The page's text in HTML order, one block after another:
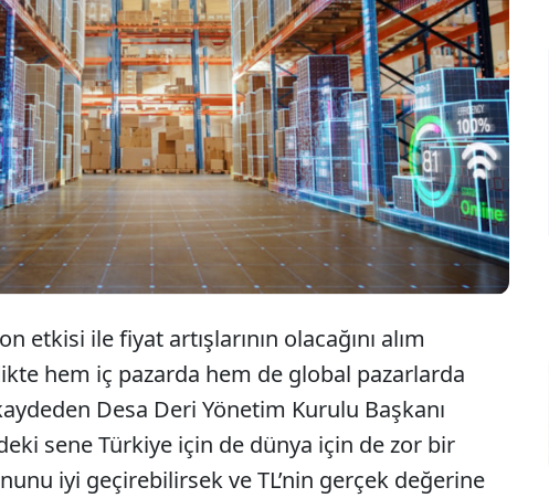
krizin etkisi ve turizm sezonunun kapanması ile
son aylarında satışlarında kan kaybeden perakende
2024’ü az hasarla atlatmak için ‘değerini bulan TL’ ve
sayısındaki artışa odaklandı.
etkisi ile fiyat artışlarının olacağını alım
hem iç pazarda hem de global pazarlarda
Desa Deri Yönetim Kurulu Başkanı
sene Türkiye için de dünya için de zor bir
iyi geçirebilirsek ve TL’nin gerçek değerine